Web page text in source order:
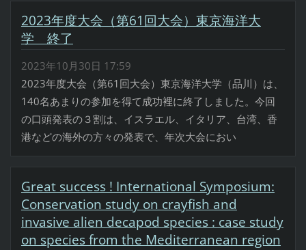
2023年度大会（第61回大会）東京海洋大
学 終了
2023年10月30日 17:59
2023年度大会（第61回大会）東京海洋大学（品川）は、
140名あまりの参加を得て成功裡に終了しました。今回
の口頭発表の３割は、イスラエル、イタリア、台湾、香
港などの海外の方々の発表で、年次大会におい
Great success ! International Symposium:
Conservation study on crayfish and
invasive alien decapod species : case study
on species from the Mediterranean region